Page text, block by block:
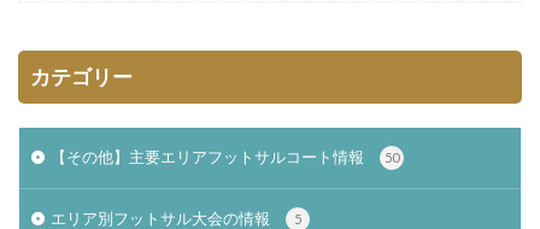
カテゴリー
【その他】主要エリアフットサルコート情報 50
エリア別フットサル大会の情報 5